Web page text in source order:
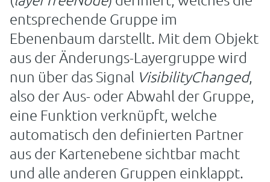
entsprechende Gruppe im
Ebenenbaum darstellt. Mit dem Objekt
aus der Änderungs-Layergruppe wird
nun über das Signal VisibilityChanged,
also der Aus- oder Abwahl der Gruppe,
eine Funktion verknüpft, welche
automatisch den definierten Partner
aus der Kartenebene sichtbar macht
und alle anderen Gruppen einklappt.